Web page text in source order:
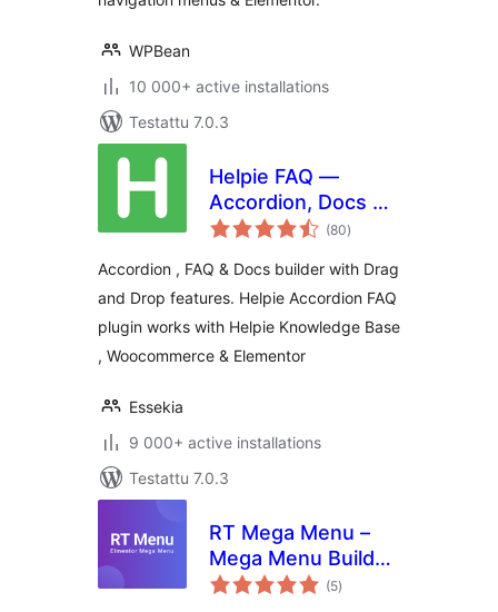
WPBean
10 000+ active installations
Testattu 7.0.3
Helpie FAQ —
Accordion, Docs &
Knowledge Base
(80arvosanat
yhteensä
)
Accordion , FAQ & Docs builder with Drag
and Drop features. Helpie Accordion FAQ
plugin works with Helpie Knowledge Base
, Woocommerce & Elementor
Essekia
9 000+ active installations
Testattu 7.0.3
RT Mega Menu –
Mega Menu Builder
for Elementor &
(5arvosanat
yhteensä
)